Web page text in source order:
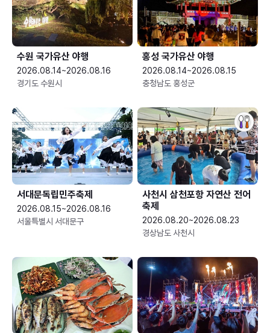
수원 국가유산 야행
2026.08.14~2026.08.16
경기도 수원시
홍성 국가유산 야행
2026.08.14~2026.08.15
충청남도 홍성군
서대문독립민주축제
2026.08.15~2026.08.16
서울특별시 서대문구
사천시 삼천포항 자연산 전어
축제
2026.08.20~2026.08.23
경상남도 사천시